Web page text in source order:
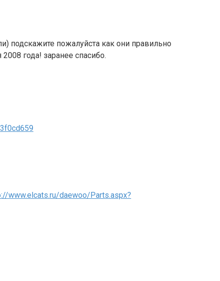
подскажите пожалуйста как они правильно
года! заранее спасибо.
www.elcats.ru/daewoo/Parts.aspx?